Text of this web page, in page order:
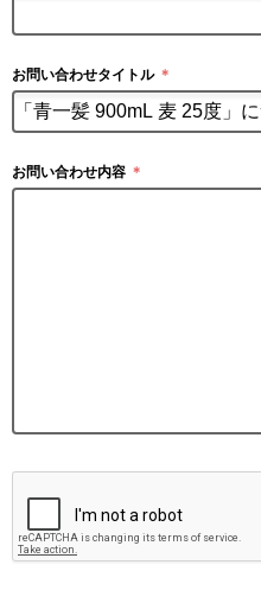
お問い合わせタイトル ＊
お問い合わせ内容 ＊